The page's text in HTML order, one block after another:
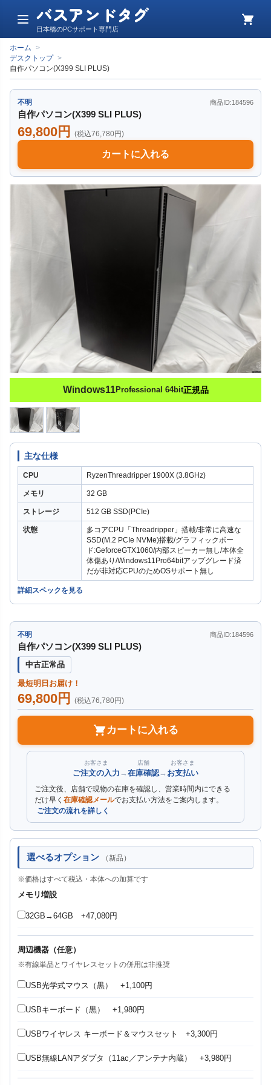
メ
ュ
ー
バスアンドタグ
日本橋のPCサポート専門店
カ
ホーム >
デスクトップ >
自作パソコン(X399 SLI PLUS)
不明 商品ID:184596
自作パソコン(X399 SLI PLUS)
69,800円 (税込76,780円)
カートに入れる
Windows11Professional 64bit正規品
主な仕様
CPU RyzenThreadripper 1900X (3.8GHz)
メモリ 32 GB
ストレージ 512 GB SSD(PCIe)
状態
多コアCPU「Threadripper」搭載/非常に高速な
SSD(M.2 PCIe NVMe)搭載/グラフィックボー
ド:GeforceGTX1060/内部スピーカー無し/本体全
体傷あり/Windows11Pro64bitアップグレード済
だが非対応CPUのためOSサポート無し
詳細スペックを見る
不明 商品ID:184596
自作パソコン(X399 SLI PLUS)
中古正常品
最短明日お届け！
69,800円 (税込76,780円)
カートに入れる
お客さま
ご注文の入力 →
店舗
在庫確認→
お客さま
お支払い
ご注文後、店舗で現物の在庫を確認し、営業時間内にできる
だけ早く 在庫確認メールでお支払い方法をご案内します。
ご注文の流れを詳しく
選べるオプション （新品）
※価格はすべて税込・本体への加算です
メモリ増設
32GB→64GB +47,080円
周辺機器（任意）
※有線単品とワイヤレスセットの併用は非推奨
USB光学式マウス（黒） +1,100円
USBキーボード（黒） +1,980円
USBワイヤレス キーボード＆マウスセット +3,300円
USB無線LANアダプタ（11ac／アンテナ内蔵） +3,980円